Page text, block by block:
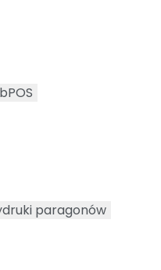
paragonów